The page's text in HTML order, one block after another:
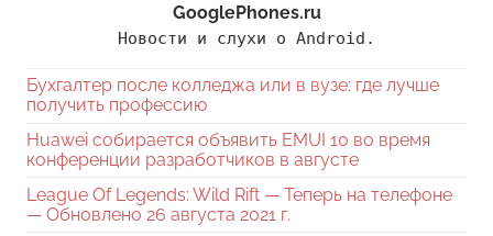
GooglePhones.ru
Новости и слухи о Android.
Бухгалтер после колледжа или в вузе: где лучше
получить профессию
Huawei собирается объявить EMUI 10 во время
конференции разработчиков в августе
League Of Legends: Wild Rift — Теперь на телефоне
— Обновлено 26 августа 2021 г.